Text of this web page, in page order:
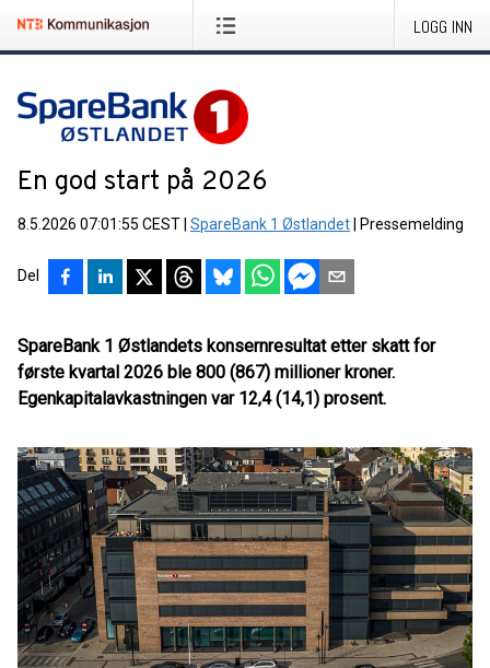
LOGG INN
En god start på 2026
8.5.2026 07:01:55 CEST SpareBank 1 Østlandet Pressemelding
Del
SpareBank 1 Østlandets konsernresultat etter skatt for
første kvartal 2026 ble 800 (867) millioner kroner.
Egenkapitalavkastningen var 12,4 (14,1) prosent.